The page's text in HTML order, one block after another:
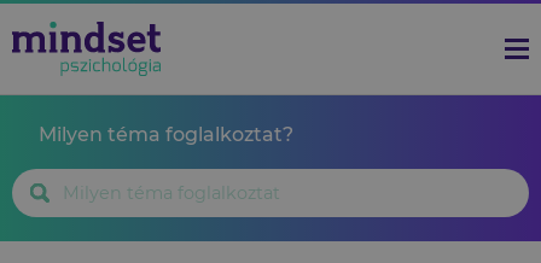
Milyen téma foglalkoztat?